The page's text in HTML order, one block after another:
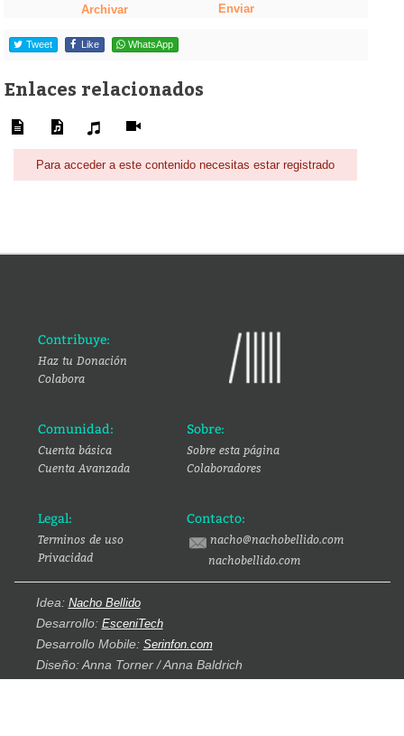
Archivar Enviar
Tweet Like WhatsApp
Enlaces relacionados
Para acceder a este contenido necesitas estar registrado
Contribuye:
Haz tu Donación
Colabora
Comunidad:
Cuenta básica
Cuenta Avanzada
Sobre:
Sobre esta página
Colaboradores
Legal:
Terminos de uso
Privacidad
Contacto:
nacho@nachobellido.com
nachobellido.com
Idea: Nacho Bellido
Desarrollo: EsceniTech
Desarrollo Mobile: Serinfon.com
Diseño: Anna Torner / Anna Baldrich